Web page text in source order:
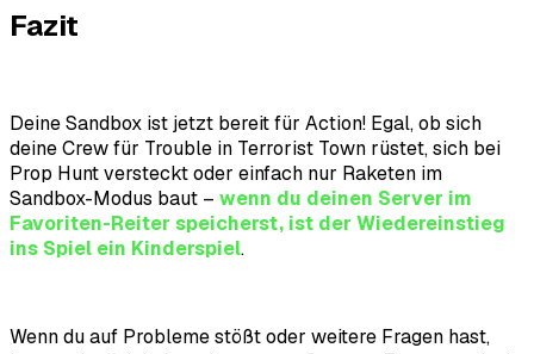
Fazit
Deine Sandbox ist jetzt bereit für Action! Egal, ob sich
deine Crew für Trouble in Terrorist Town rüstet, sich bei
Prop Hunt versteckt oder einfach nur Raketen im
Sandbox-Modus baut – wenn du deinen Server im
Favoriten-Reiter speicherst, ist der Wiedereinstieg
ins Spiel ein Kinderspiel.
Wenn du auf Probleme stößt oder weitere Fragen hast,